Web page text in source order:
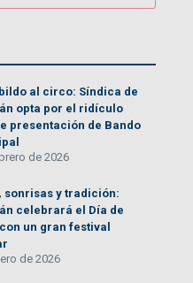
al circo: Síndica de
opta por el ridículo
presentación de Bando
de 2026
sonrisas y tradición:
celebrará el Día de
un gran festival
de 2026